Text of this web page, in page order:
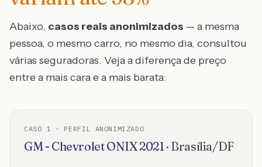
Abaixo, casos reais anonimizados — a mesma
pessoa, o mesmo carro, no mesmo dia, consultou
várias seguradoras. Veja a diferença de preço
entre a mais cara e a mais barata:
CASO 1 · PERFIL ANONIMIZADO
GM - ChevroletONIX2021· Brasília/DF